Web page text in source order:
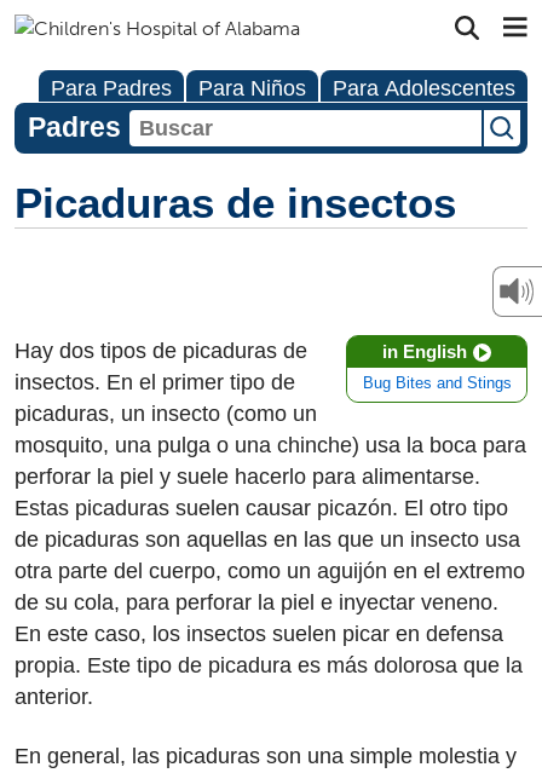
Para Padres Para Niños Para Adolescentes
Padres
Picaduras de insectos
in English
Bug Bites and Stings
Hay dos tipos de picaduras de
insectos. En el primer tipo de
picaduras, un insecto (como un
mosquito, una pulga o una chinche) usa la boca para
perforar la piel y suele hacerlo para alimentarse.
Estas picaduras suelen causar picazón. El otro tipo
de picaduras son aquellas en las que un insecto usa
otra parte del cuerpo, como un aguijón en el extremo
de su cola, para perforar la piel e inyectar veneno.
En este caso, los insectos suelen picar en defensa
propia. Este tipo de picadura es más dolorosa que la
anterior.
En general, las picaduras son una simple molestia y